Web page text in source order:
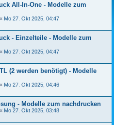
All-In-One - Modelle zum
« Mo 27. Okt 2025, 04:47
- Einzelteile - Modelle zum
« Mo 27. Okt 2025, 04:47
(2 werden benötigt) - Modelle
« Mo 27. Okt 2025, 04:46
- Modelle zum nachdrucken
« Mo 27. Okt 2025, 03:48